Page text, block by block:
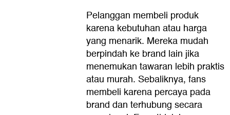
Pelanggan membeli produk
karena kebutuhan atau harga
yang menarik. Mereka mudah
berpindah ke brand lain jika
menemukan tawaran lebih praktis
atau murah. Sebaliknya, fans
membeli karena percaya pada
brand dan terhubung secara